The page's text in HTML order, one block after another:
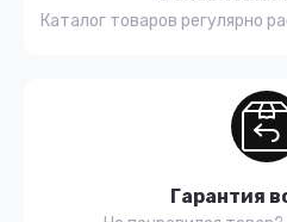
Каталог товаров регулярно
Гарантия